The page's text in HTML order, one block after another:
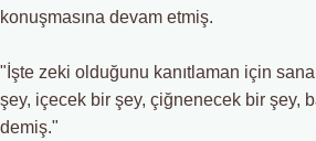
konuşmasına devam etmiş.
"İşte zeki olduğunu kanıtlaman için
şey, içecek bir şey, çiğnenecek bir şey,
demiş."